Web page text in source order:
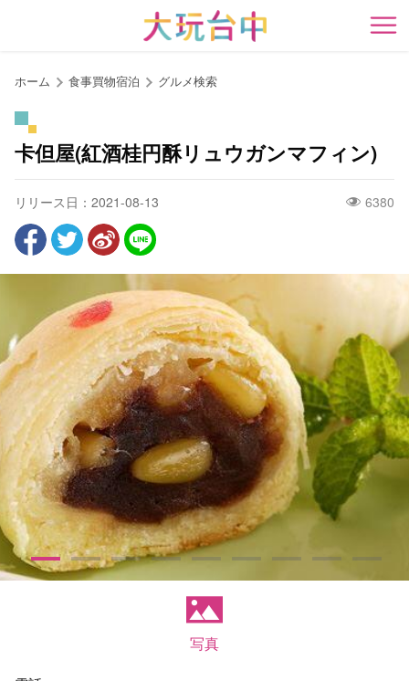
る
開
ホーム 食事買物宿泊 グルメ検索
卡但屋(紅酒桂円酥リュウガンマフィン)
リリース日：2021-08-13 6380
写真